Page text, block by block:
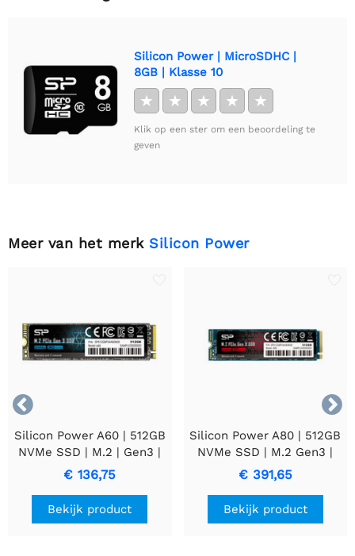
Silicon Power | MicroSDHC |
8GB | Klasse 10
★ ★ ★ ★ ★
Klik op een ster om een beoordeling te
geven
Meer van het merk Silicon Power


Silicon Power A60 | 512GB
NVMe SSD | M.2 | Gen3 |
2.200MB/s lezen |
1.600MB/s schrijven
€ 136,75
Bekijk product
Silicon Power A80 | 512GB
NVMe SSD | M.2 Gen3 |
2.700MB/s Lezen |
1.400MB/s Schrijven
€ 391,65
Bekijk product